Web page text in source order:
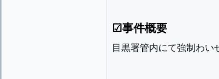
☑事件概要
目黒署管内にて強制わい